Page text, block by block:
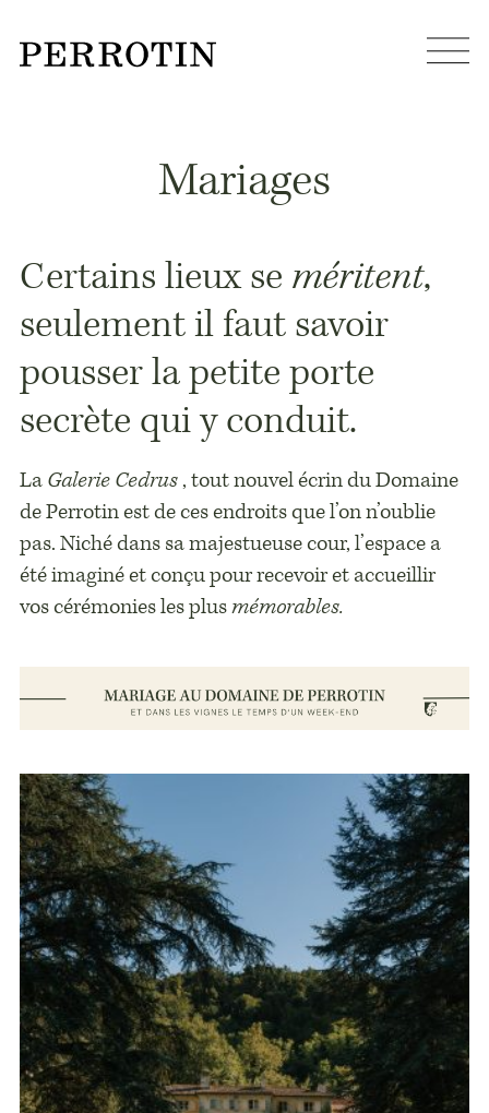
Mariages
Certains lieux se méritent,
seulement il faut savoir
pousser la petite porte
secrète qui y conduit.
LaGalerie Cedrus, tout nouvel écrin du Domaine
de Perrotin est de ces endroits que l’on n’oublie
pas. Niché dans sa majestueuse cour, l’espace a
été imaginé et conçu pour recevoir et accueillir
vos cérémonies les plusmémorables.